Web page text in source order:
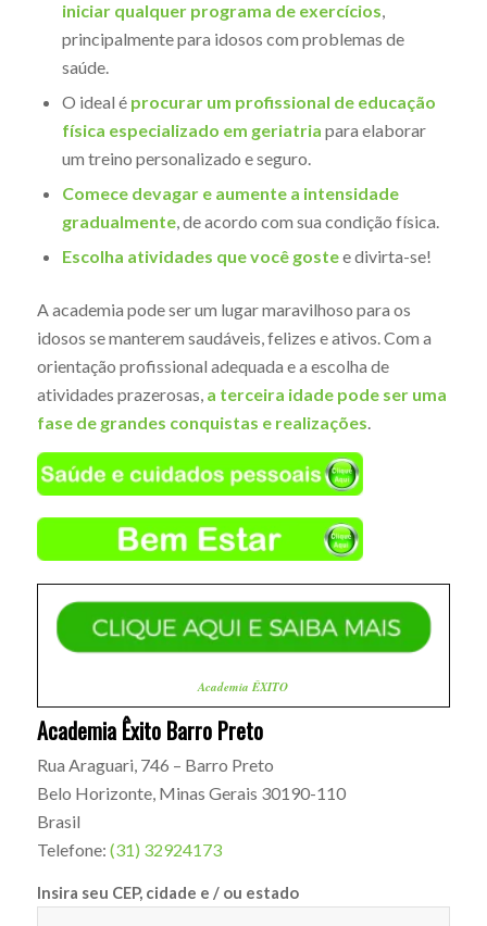
iniciar qualquer programa de exercícios,
principalmente para idosos com problemas de
saúde.
O ideal é procurar um profissional de educação
física especializado em geriatria para elaborar
um treino personalizado e seguro.
Comece devagar e aumente a intensidade
gradualmente, de acordo com sua condição física.
Escolha atividades que você gostee divirta-se!
A academia pode ser um lugar maravilhoso para os
idosos se manterem saudáveis, felizes e ativos. Com a
orientação profissional adequada e a escolha de
atividades prazerosas, a terceira idade pode ser uma
fase de grandes conquistas e realizações.
Academia ÊXITO
Academia Êxito Barro Preto
Rua Araguari, 746 – Barro Preto
Belo Horizonte, Minas Gerais 30190-110
Brasil
Telefone: (31) 32924173
Insira seu CEP, cidade e / ou estado